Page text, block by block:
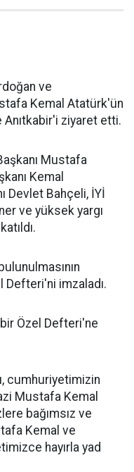
ve
Kemal Atatürk'ün
ziyaret etti.
Mustafa
Kemal
Devlet Bahçeli, İYİ
ve yüksek yargı
Defteri'ni imzaladı.
Özel Defteri'ne
cumhuriyetimizin
Mustafa Kemal
bağımsız ve
Kemal ve
hayırla yad